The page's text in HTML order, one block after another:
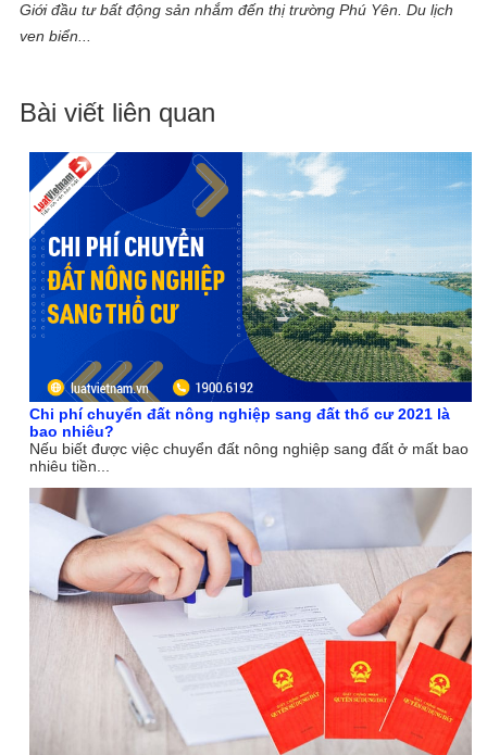
Giới đầu tư bất động sản nhắm đến thị trường Phú Yên. Du lịch
ven biển...
Bài viết liên quan
Chi phí chuyển đất nông nghiệp sang đất thổ cư 2021 là
bao nhiêu?
Nếu biết được việc chuyển đất nông nghiệp sang đất ở mất bao
nhiêu tiền...